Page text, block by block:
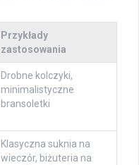
Przykłady
zastosowania
Drobne kolczyki,
minimalistyczne
bransoletki
Klasyczna suknia na
wieczór, biżuteria na